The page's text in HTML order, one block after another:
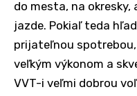
do mesta, na okresky,
jazde. Pokiaľ teda
prijateľnou
veľkým výkonom a
VVT-i veľmi dobrou